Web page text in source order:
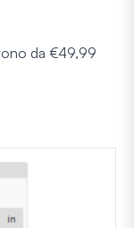
da €49,99